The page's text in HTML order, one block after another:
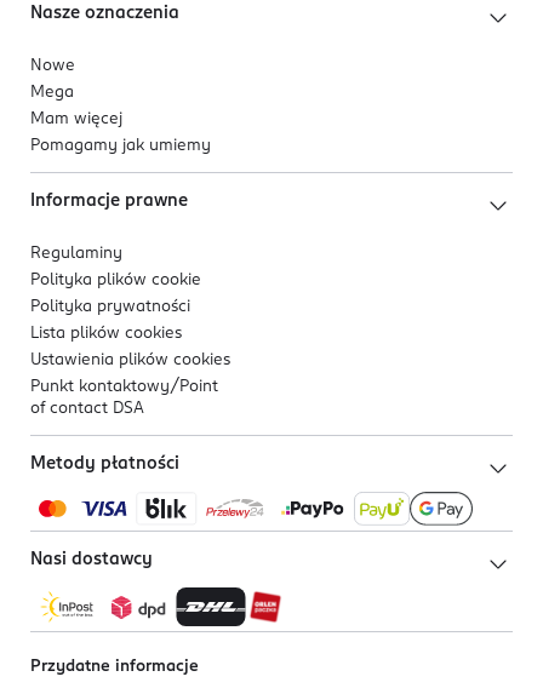
Nasze oznaczenia
Nowe
Mega
Mam więcej
Pomagamy jak umiemy
Informacje prawne
Regulaminy
Polityka plików cookie
Polityka prywatności
Lista plików cookies
Ustawienia plików cookies
Punkt kontaktowy/ Point
of contact DSA
Metody płatności
Nasi dostawcy
Przydatne informacje